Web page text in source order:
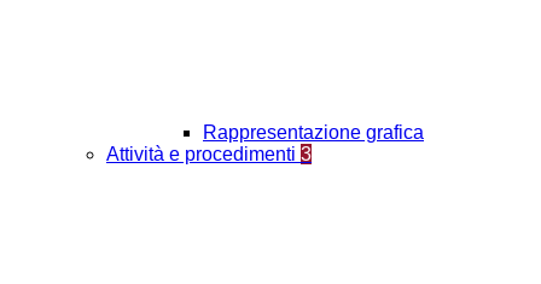
Rappresentazione grafica
Attività e procedimenti 3